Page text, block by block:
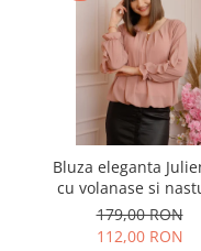
Bluza eleganta
cu volanase si
stilizat - Roz pudrat
179,00 RON
112,00 RON